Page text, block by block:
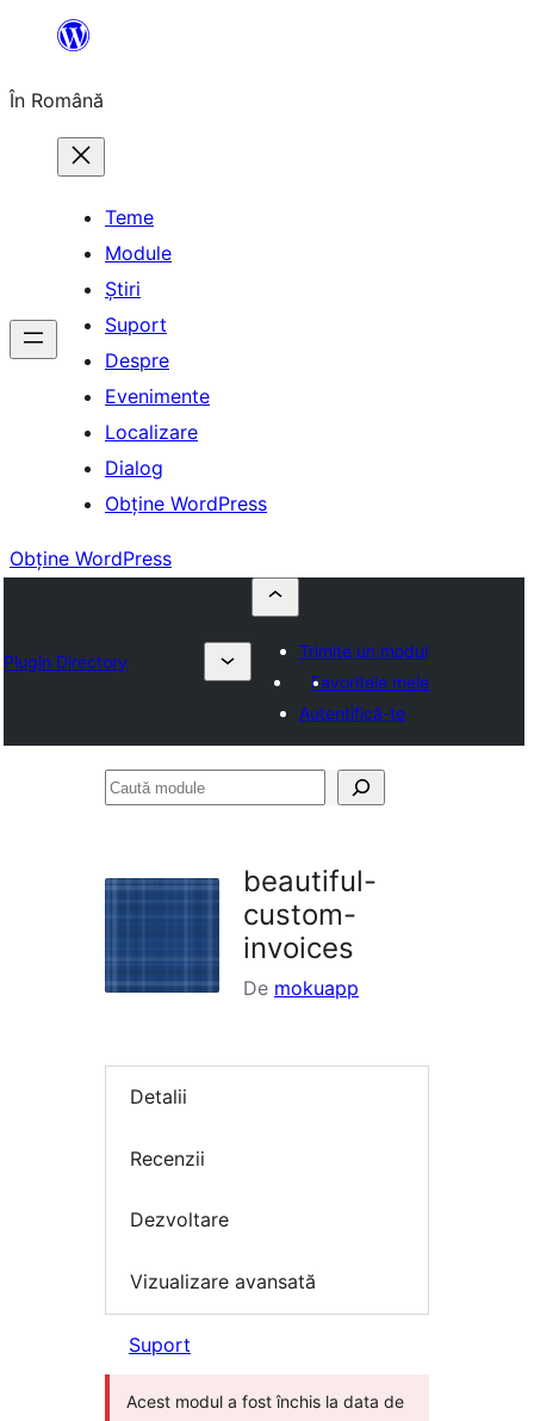
conținut
În Română
Teme
Module
Știri
Suport
Despre
Evenimente
Localizare
Dialog
Obține WordPress
Obține WordPress
Plugin Directory
Trimite un modul
Favoritele mele
Autentifică-te
Caută
beautiful-
custom-
invoices
De mokuapp
Detalii
Recenzii
Dezvoltare
Vizualizare avansată
Suport
Acest modul a fost închis la data de